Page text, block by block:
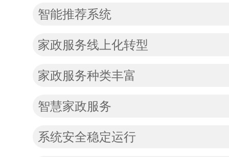
智能推荐系统
家政服务线上化转型
家政服务种类丰富
智慧家政服务
系统安全稳定运行